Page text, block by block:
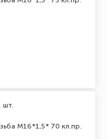
M16*1,5* 70 кл.пр.
шт.